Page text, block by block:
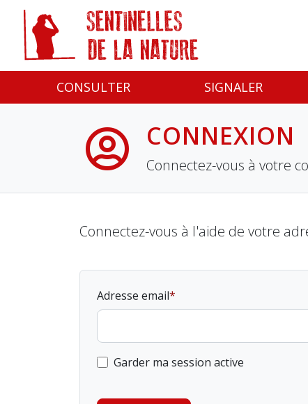
CONSULTER SIGNALER
CONNEXION
Connectez-vous à votre
Connectez-vous à l'aide de votre
Adresse email
Garder ma session active
Panneau de gestion des cookies